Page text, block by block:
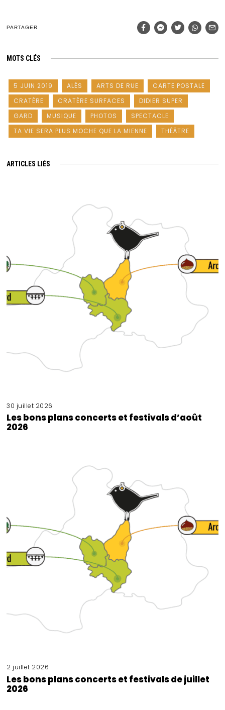
PARTAGER
MOTS CLÉS
5 JUIN 2019 ALÈS ARTS DE RUE
CARTE POSTALE
CRATÈRE
CRATÈRE SURFACES
DIDIER SUPER
GARD
MUSIQUE PHOTOS
SPECTACLE
TA VIE SERA PLUS MOCHE QUE LA MIENNE
THÉÂTRE
ARTICLES LIÉS
30 juillet 2026
Les bons plans concerts et festivals d’août
2026
2 juillet 2026
Les bons plans concerts et festivals de juillet
2026